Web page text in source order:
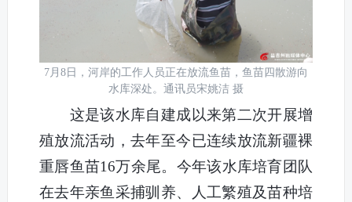
7月8日，河岸的工作人员正在放流鱼苗，鱼苗四散游向
水库深处。通讯员宋姚洁 摄
这是该水库自建成以来第二次开展增
殖放流活动，去年至今已连续放流新疆裸
重唇鱼苗16万余尾。今年该水库培育团队
在去年亲鱼采捕驯养、人工繁殖及苗种培